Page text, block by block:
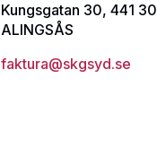
Kungsgatan 30, 441 30
ALINGSÅS
faktura@skgsyd.se